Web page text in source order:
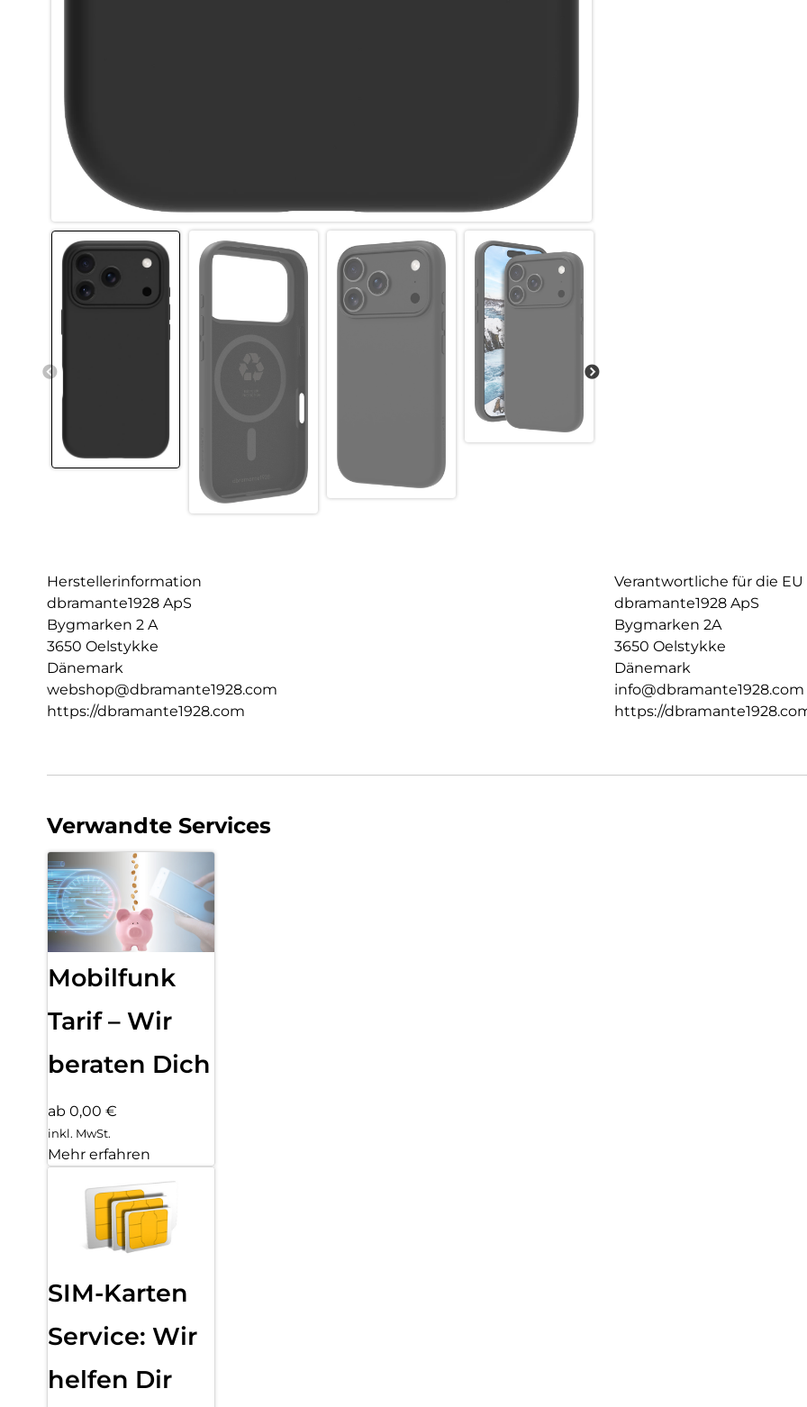
Herstellerinformation
dbramante1928 ApS
Bygmarken 2 A
3650 Oelstykke
Dänemark
webshop@dbramante1928.com
https://dbramante1928.com
Verantwortliche für die EU
dbramante1928 ApS
Bygmarken 2A
3650 Oelstykke
Dänemark
info@dbramante1928.com
https://
Verwandte Services
Mobilfunk
Tarif – Wir
beraten Dich
ab 0,00 €
inkl. MwSt.
Mehr erfahren
SIM-Karten
Service: Wir
helfen Dir